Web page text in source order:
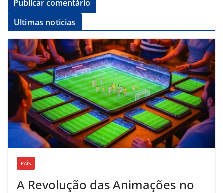
Ultimas noticias
PAÍS
A Revolução das Animações no